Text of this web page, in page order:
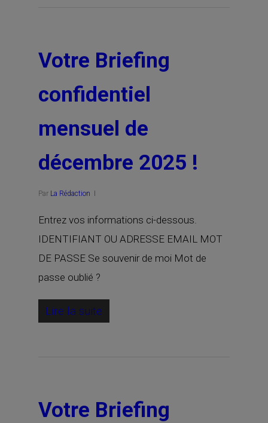
Votre Briefing
confidentiel
mensuel de
décembre 2025 !
Par La Rédaction
Entrez vos informations ci-dessous.
IDENTIFIANT OU ADRESSE EMAIL MOT
DE PASSE Se souvenir de moi Mot de
passe oublié ?
Lire la suite
Votre Briefing